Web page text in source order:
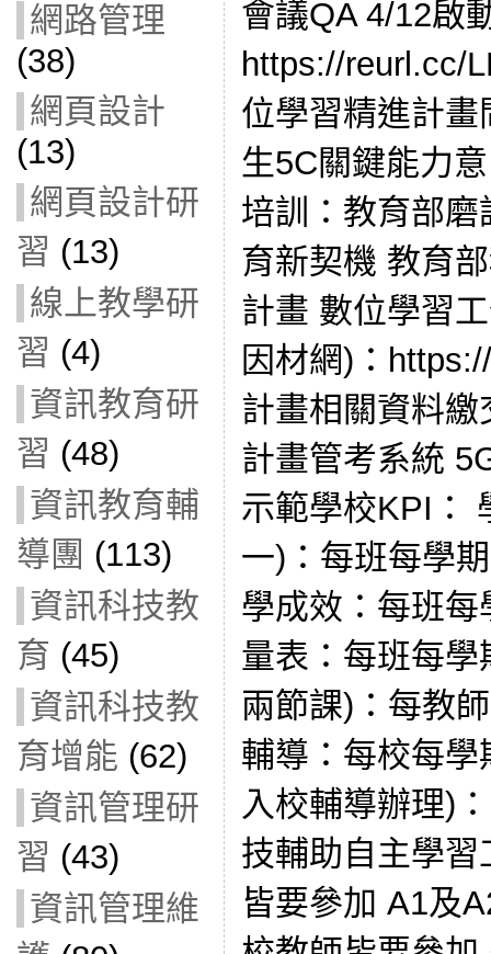
網路管理
(38)
網頁設計
(13)
網頁設計研
習 (13)
線上教學研
習 (4)
資訊教育研
習 (48)
資訊教育輔
導團 (113)
資訊科技教
育 (45)
資訊科技教
育增能 (62)
資訊管理研
習 (43)
資訊管理維
會議QA 4/12啟
https://reurl.cc/
位學習精進計
生5C關鍵能力
培訓：教育部
育新契機 教育
計畫 數位學習
因材網)：
計畫相關資料
計畫管考系統
示範學校KPI：
一)：每班每學
學成效：每班
量表：每班每
兩節課)：每教
輔導：每校每
入校輔導辦理)
技輔助自主學
皆要參加 A1及